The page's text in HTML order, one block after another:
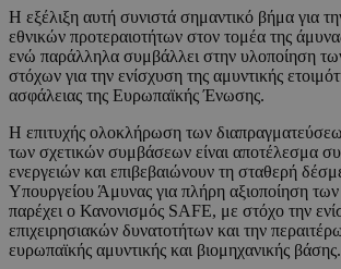
Η εξέλιξη αυτή συνιστά σημαντικό βήμα για
εθνικών προτεραιοτήτων στον τομέα της
ενώ παράλληλα συμβάλλει στην υλοποίηση
στόχων για την ενίσχυση της αμυντικής
ασφάλειας της Ευρωπαϊκής Ένωσης.
Η επιτυχής ολοκλήρωση των
των σχετικών συμβάσεων είναι αποτέλεσμα
ενεργειών και επιβεβαιώνουν τη σταθερή
Υπουργείου Άμυνας για πλήρη αξιοποίηση
παρέχει ο Κανονισμός SAFE, με στόχο την
επιχειρησιακών δυνατοτήτων και την
ευρωπαϊκής αμυντικής και βιομηχανικής βάσης.